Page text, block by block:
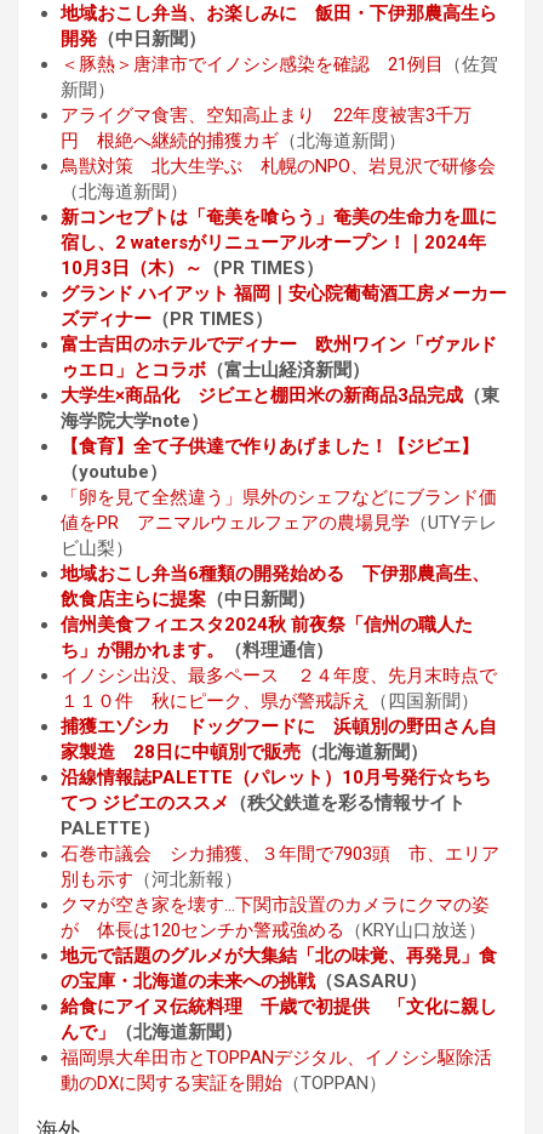
地域おこし弁当、お楽しみに 飯田・下伊那農高生ら
開発 （中日新聞）
＜豚熱＞唐津市でイノシシ感染を確認 21例目
（佐賀
新聞）
アライグマ食害、空知高止まり 22年度被害3千万
円 根絶へ継続的捕獲カギ （北海道新聞）
鳥獣対策 北大生学ぶ 札幌のNPO、岩見沢で研修会
（北海道新聞）
新コンセプトは「奄美を喰らう」奄美の生命力を皿に
宿し、2 watersがリニューアルオープン！｜2024年
10月3日（木）～
（PR TIMES）
グランド ハイアット 福岡｜安心院葡萄酒工房メーカー
ズディナー （PR TIMES）
富士吉田のホテルでディナー 欧州ワイン「ヴァルド
ゥエロ」とコラボ （富士山経済新聞）
大学生×商品化 ジビエと棚田米の新商品3品完成 （東
海学院大学note）
【食育】全て子供達で作りあげました！【ジビエ】
（youtube）
「卵を見て全然違う」県外のシェフなどにブランド価
値をPR アニマルウェルフェアの農場見学 （UTYテレ
ビ山梨）
地域おこし弁当6種類の開発始める 下伊那農高生、
飲食店主らに提案 （中日新聞）
信州美食フィエスタ2024秋 前夜祭「信州の職人た
ち」が開かれます。
（料理通信）
イノシシ出没、最多ペース ２４年度、先月末時点で
１１０件 秋にピーク、県が警戒訴え
（四国新聞）
捕獲エゾシカ ドッグフードに 浜頓別の野田さん自
家製造 28日に中頓別で販売 （北海道新聞）
沿線情報誌PALETTE（パレット）10月号発行☆ちち
てつ ジビエのススメ
（秩父鉄道を彩る情報サイト
PALETTE）
石巻市議会 シカ捕獲、３年間で7903頭 市、エリア
別も示す （河北新報）
クマが空き家を壊す…下関市設置のカメラにクマの姿
が 体長は120センチか警戒強める
（KRY山口放送）
地元で話題のグルメが大集結「北の味覚、再発見」食
の宝庫・北海道の未来への挑戦（SASARU）
給食にアイヌ伝統料理 千歳で初提供 「文化に親し
んで」
（北海道新聞）
福岡県大牟田市とTOPPANデジタル、イノシシ駆除活
動のDXに関する実証を開始 （TOPPAN）